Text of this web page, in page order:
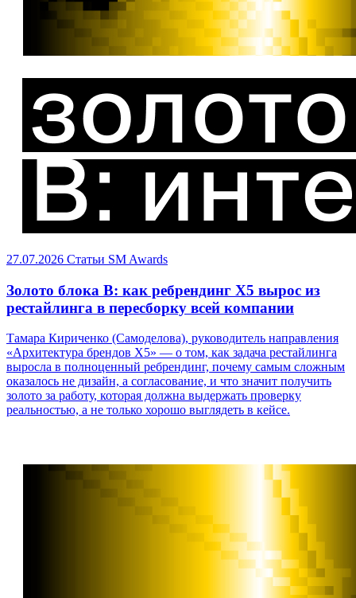
27.07.2026 Статьи SM Awards
Золото блока B: как ребрендинг X5 вырос из
рестайлинга в пересборку всей компании
Тамара Кириченко (Самоделова), руководитель направления
«Архитектура брендов X5» — о том, как задача рестайлинга
выросла в полноценный ребрендинг, почему самым сложным
оказалось не дизайн, а согласование, и что значит получить
золото за работу, которая должна выдержать проверку
реальностью, а не только хорошо выглядеть в кейсе.